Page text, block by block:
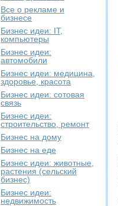
Все о рекламе и
бизнесе
Бизнес идеи: IT,
компьютеры
Бизнес идеи:
автомобили
Бизнес идеи: медицина,
здоровье, красота
Бизнес идеи: сотовая
связь
Бизнес идеи:
строительство, ремонт
Бизнес на дому
Бизнес на еде
Бизнес идеи: животные,
растения (сельский
бизнес)
Бизнес идеи:
недвижимость